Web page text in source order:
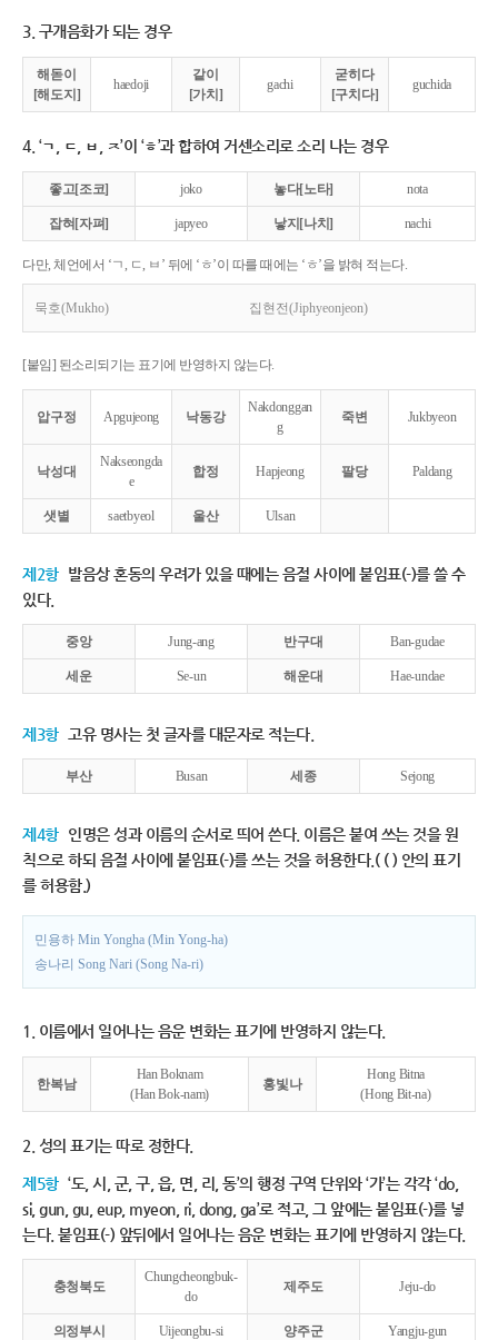
3. 구개음화가 되는 경우
해돋이
[해도지]
haedoji
같이
[가치]
gachi
굳히다
[구치다]
guchida
4. ‘ㄱ, ㄷ, ㅂ, ㅈ’이 ‘ㅎ’과 합하여 거센소리로 소리 나는 경우
좋고[조코] joko 놓다[노타] nota
잡혀[자펴] japyeo 낳지[나치] nachi
다만, 체언에서 ‘ㄱ, ㄷ, ㅂ’ 뒤에 ‘ㅎ’이 따를 때에는 ‘ㅎ’을 밝혀 적는다.
묵호(Mukho) 집현전(Jiphyeonjeon)
[붙임] 된소리되기는 표기에 반영하지 않는다.
압구정 Apgujeong 낙동강
Nakdonggan
g
죽변 Jukbyeon
낙성대
Nakseongda
e
합정 Hapjeong 팔당 Paldang
샛별 saetbyeol 울산 Ulsan
제2항 발음상 혼동의 우려가 있을 때에는 음절 사이에 붙임표(-)를 쓸 수
있다.
중앙 Jung-ang 반구대 Ban-gudae
세운 Se-un 해운대 Hae-undae
제3항 고유 명사는 첫 글자를 대문자로 적는다.
부산 Busan 세종 Sejong
제4항 인명은 성과 이름의 순서로 띄어 쓴다. 이름은 붙여 쓰는 것을 원
칙으로 하되 음절 사이에 붙임표(-)를 쓰는 것을 허용한다.( ( ) 안의 표기
를 허용함.)
민용하 Min Yongha (Min Yong-ha)
송나리 Song Nari (Song Na-ri)
1. 이름에서 일어나는 음운 변화는 표기에 반영하지 않는다.
한복남
Han Boknam
(Han Bok-nam)
홍빛나
Hong Bitna
(Hong Bit-na)
2. 성의 표기는 따로 정한다.
제5항 ‘도, 시, 군, 구, 읍, 면, 리, 동’의 행정 구역 단위와 ‘가’는 각각 ‘do,
si, gun, gu, eup, myeon, ri, dong, ga’로 적고, 그 앞에는 붙임표(-)를 넣
는다. 붙임표(-) 앞뒤에서 일어나는 음운 변화는 표기에 반영하지 않는다.
충청북도
Chungcheongbuk-
do
제주도 Jeju-do
의정부시 Uijeongbu-si 양주군 Yangju-gun